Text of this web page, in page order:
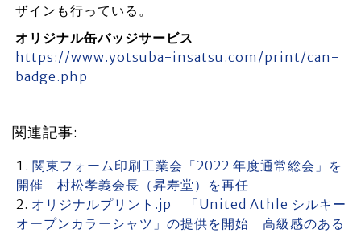
ザインも行っている。
オリジナル缶バッジサービス
https://www.yotsuba-insatsu.com/print/can-
badge.php
関連記事:
関東フォーム印刷工業会「2022 年度通常総会」を
開催 村松孝義会長（昇寿堂）を再任
オリジナルプリント.jp 「United Athle シルキー
オープンカラーシャツ」の提供を開始 高級感のある